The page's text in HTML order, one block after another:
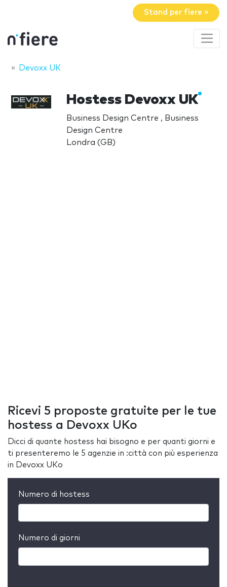
Stand per fiere »
Devoxx UK
Hostess Devoxx UK
Business Design Centre , Business
Design Centre
Londra (GB)
Ricevi 5 proposte gratuite per le tue
hostess a Devoxx UKo
Dicci di quante hostess hai bisogno e per quanti giorni e
ti presenteremo le 5 agenzie in :città con più esperienza
in Devoxx UKo
Numero di hostess
Numero di giorni